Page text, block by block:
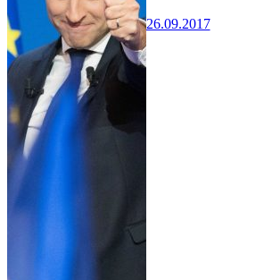
26.09.2017